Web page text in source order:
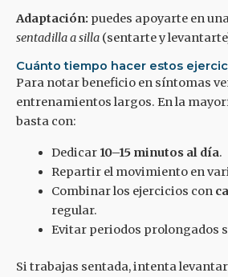
Adaptación: puedes apoyarte en
sentadilla a silla (sentarte y
Cuánto tiempo hacer estos
Para notar beneficio en síntomas
entrenamientos largos. En la
basta con:
Dedicar 10–15 minutos al día.
Repartir el movimiento en
Combinar los ejercicios con
regular.
Evitar periodos prolongados
Si trabajas sentada, intenta